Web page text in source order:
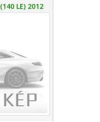
(140 LE) 2012